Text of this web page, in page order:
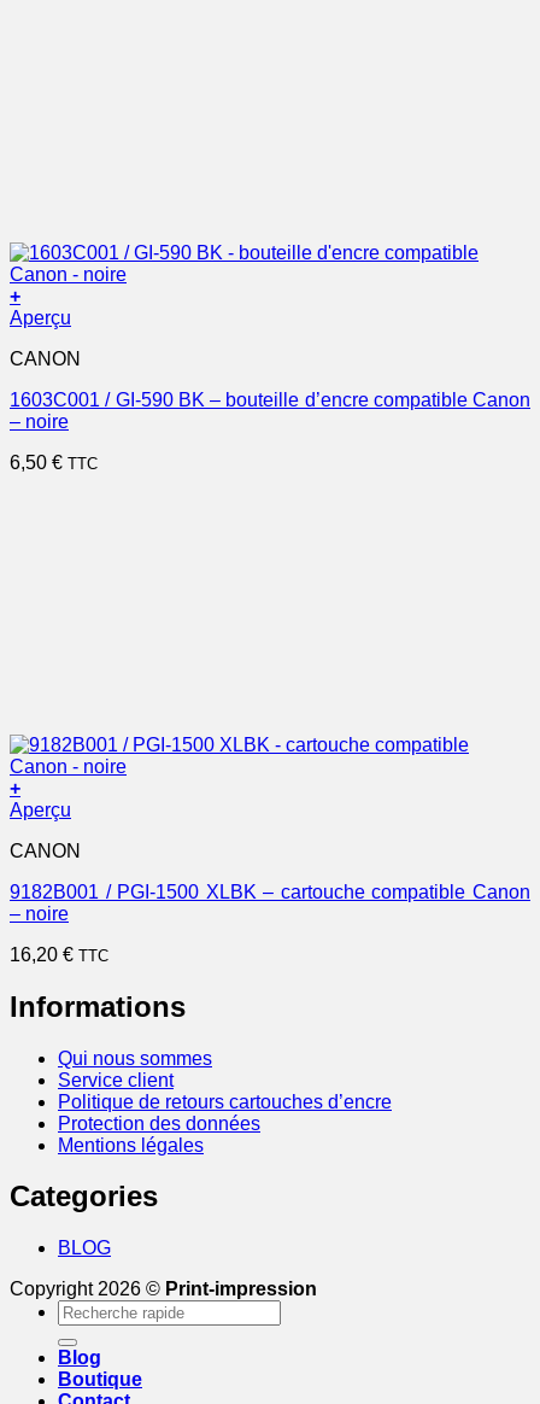
+
Aperçu
CANON
1603C001 / GI-590 BK – bouteille d’encre compatible Canon
– noire
6,50 € TTC
+
Aperçu
CANON
9182B001 / PGI-1500 XLBK – cartouche compatible Canon
– noire
16,20 € TTC
Informations
Qui nous sommes
Service client
Politique de retours cartouches d’encre
Protection des données
Mentions légales
Categories
BLOG
Copyright 2026 © Print-impression
Recherche
pour :
Blog
Boutique